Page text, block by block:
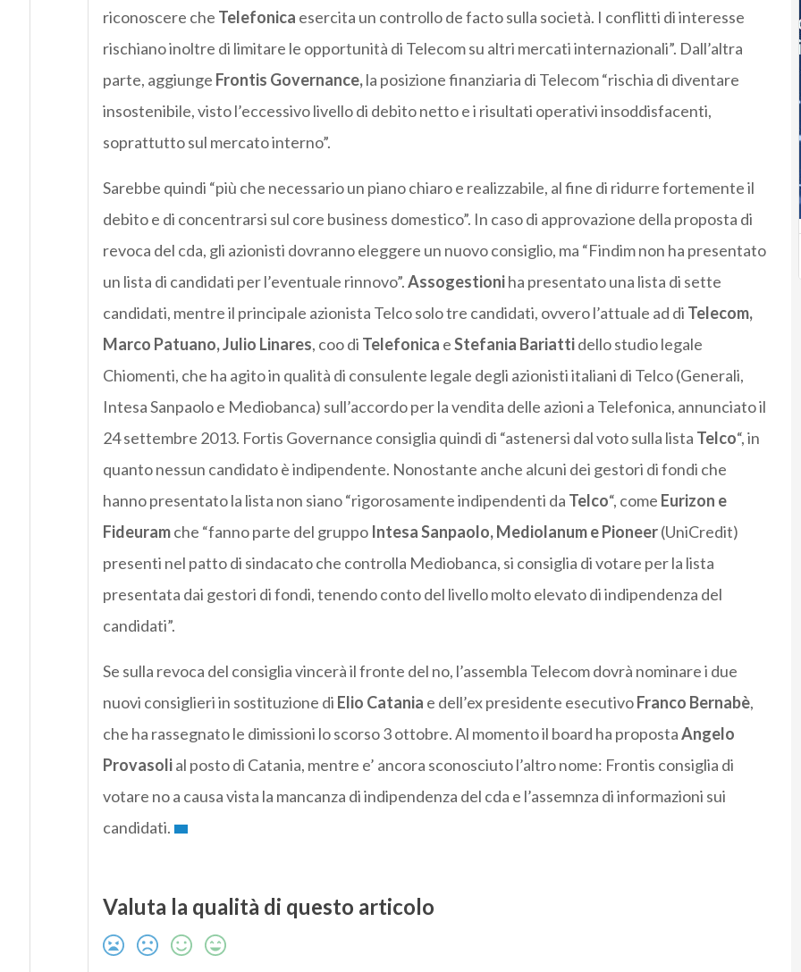
riconoscere che Telefonica esercita un controllo de facto sulla società. I conflitti di interesse
rischiano inoltre di limitare le opportunità di Telecom su altri mercati internazionali”. Dall’altra
parte, aggiunge Frontis Governance,la posizione finanziaria di Telecom “rischia di diventare
insostenibile, visto l’eccessivo livello di debito netto e i risultati operativi insoddisfacenti,
soprattutto sul mercato interno”.
Sarebbe quindi “più che necessario un piano chiaro e realizzabile, al fine di ridurre fortemente il
debito e di concentrarsi sul core business domestico”. In caso di approvazione della proposta di
revoca del cda, gli azionisti dovranno eleggere un nuovo consiglio, ma “Findim non ha presentato
un lista di candidati per l’eventuale rinnovo”.Assogestioniha presentato una lista di sette
candidati, mentre il principale azionista Telco solo tre candidati, ovvero l’attuale ad di Telecom,
Marco Patuano, Julio Linares, coo di Telefonica eStefania Bariattidello studio legale
Chiomenti, che ha agito in qualità di consulente legale degli azionisti italiani di Telco (Generali,
Intesa Sanpaolo e Mediobanca) sull’accordo per la vendita delle azioni a Telefonica, annunciato il
24 settembre 2013. Fortis Governance consiglia quindi di “astenersi dal voto sulla lista Telco“, in
quanto nessun candidato è indipendente. Nonostante anche alcuni dei gestori di fondi che
hanno presentato la lista non siano “rigorosamente indipendenti da Telco“, come Eurizon e
Fideuramche “fanno parte del gruppo Intesa Sanpaolo, Mediolanum e Pioneer(UniCredit)
presenti nel patto di sindacato che controlla Mediobanca, si consiglia di votare per la lista
presentata dai gestori di fondi, tenendo conto del livello molto elevato di indipendenza del
candidati”.
Se sulla revoca del consiglia vincerà il fronte del no, l’assembla Telecom dovrà nominare i due
nuovi consiglieri in sostituzione di Elio Catania e dell’ex presidente esecutivoFranco Bernabè,
che ha rassegnato le dimissioni lo scorso 3 ottobre. Al momento il board ha propostaAngelo
Provasolial posto di Catania, mentre e’ ancora sconosciuto l’altro nome: Frontis consiglia di
votare no a causa vista la mancanza di indipendenza del cda e l’assemnza di informazioni sui
candidati.
Valuta la qualità di questo articolo